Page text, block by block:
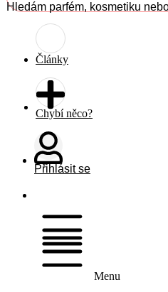
Hledám parfém, kosmetiku
Články
Chybí něco?
Přihlásit se
Menu